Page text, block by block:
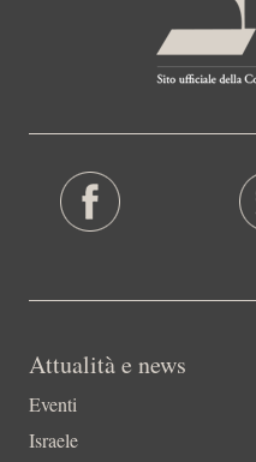
Attualità e news
Eventi
Israele